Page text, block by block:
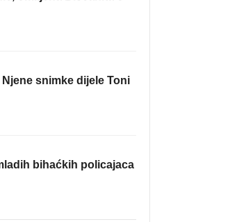
snimke dijele Toni
bihaćkih policajaca